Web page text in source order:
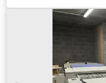
type: TPP9001M Chedpfezr
overførselsborde,
CTA1550 Årstal: 2002,
Techno-Grafica, model:
afgummeringsenhed,
SPG1550 Årstal: 2006,
Grafica, model: PSTHS1550